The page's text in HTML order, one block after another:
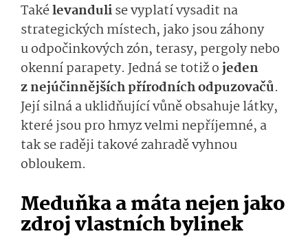
Takélevandulise vyplatí vysadit na
strategických místech, jako jsou záhony
u odpočinkových zón, terasy, pergoly nebo
okenní parapety. Jedná se totiž ojeden
z nejúčinnějších přírodních odpuzovačů.
Její silná a uklidňující vůně obsahuje látky,
které jsou pro hmyz velmi nepříjemné, a
tak se raději takové zahradě vyhnou
obloukem.
Meduňka a máta nejen jako
zdroj vlastních bylinek